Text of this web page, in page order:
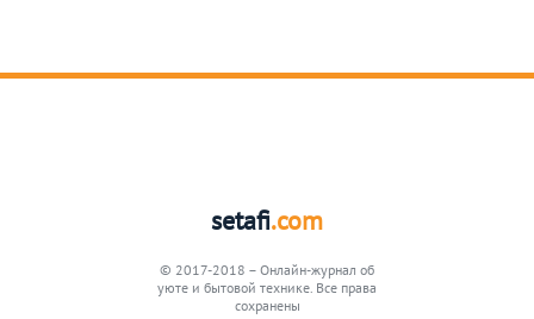
setafi.com
© 2017-2018 – Онлайн-журнал об
уюте и бытовой технике. Все права
сохранены